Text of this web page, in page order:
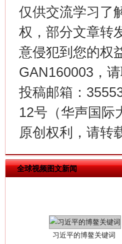
仅供交流学习了
权，部分文章转
意侵犯到您的权
GAN160003，
投稿邮箱：
12号（华声国际
原创权利，请转
全球视频图文新闻
在谋一域中谋全局
习近平的博鳌关键词